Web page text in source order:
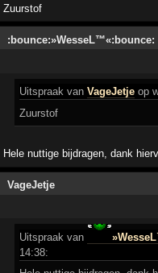
Zuurstof
:bounce:»WesseL™«:bounce:
Uitspraak vanVageJetje op
Zuurstof
Hele nuttige bijdragen, dank
VageJetje
Uitspraak van
14:38: